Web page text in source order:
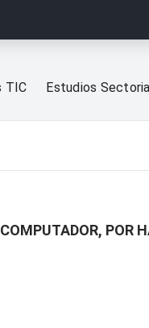
TIC Estudios
POR